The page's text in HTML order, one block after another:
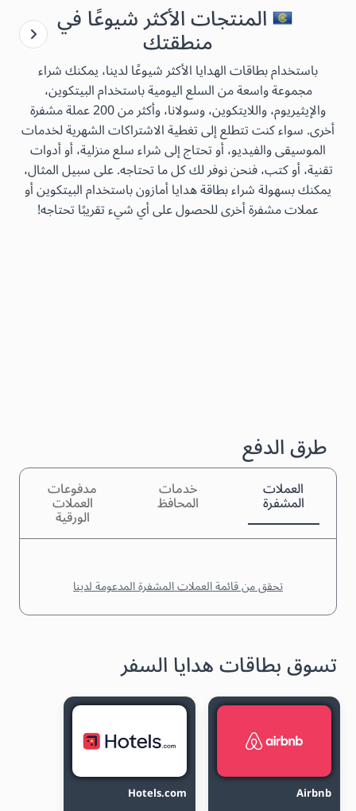
المنتجات الأكثر شيوعًا في
منطقتك
باستخدام بطاقات الهدايا الأكثر شيوعًا لدينا، يمكنك شراء
مجموعة واسعة من السلع اليومية باستخدام البيتكوين،
والإيثيريوم، واللايتكوين، وسولانا، وأكثر من 200 عملة مشفرة
أخرى. سواء كنت تتطلع إلى تغطية الاشتراكات الشهرية لخدمات
الموسيقى والفيديو، أو تحتاج إلى شراء سلع منزلية، أو أدوات
تقنية، أو كتب، فنحن نوفر لك كل ما تحتاجه. على سبيل المثال،
يمكنك بسهولة شراء بطاقة هدايا أمازون باستخدام البيتكوين أو
عملات مشفرة أخرى للحصول على أي شيء تقريبًا تحتاجه!
طرق الدفع
العملات
المشفرة
خدمات
المحافظ
مدفوعات
العملات
الورقية
تحقق من قائمة العملات المشفرة المدعومة لدينا
تسوق بطاقات هدايا السفر
Airbnb
Hotels.com